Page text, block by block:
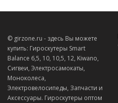
© girzone.ru - здесь Вы можете
купить: Гироскутеры Smart
Balance 6,5, 10, 10,5, 12, Kiwano,
Сигвеи, Электросамокаты,
Моноколеса,
Электровелосипеды, Запчасти и
Аксессуары. Гироскутеры оптом